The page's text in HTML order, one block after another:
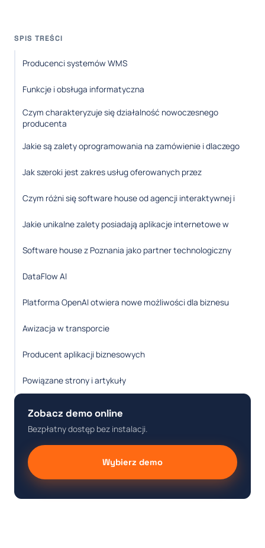
SPIS TREŚCI
Producenci systemów WMS
Funkcje i obsługa informatyczna
Czym charakteryzuje się działalność nowoczesnego
producenta
Jakie są zalety oprogramowania na zamówienie i dlaczego
Jak szeroki jest zakres usług oferowanych przez
Czym różni się software house od agencji interaktywnej i
Jakie unikalne zalety posiadają aplikacje internetowe w
Software house z Poznania jako partner technologiczny
DataFlow AI
Platforma OpenAI otwiera nowe możliwości dla biznesu
Awizacja w transporcie
Producent aplikacji biznesowych
Powiązane strony i artykuły
Zobacz demo online
Bezpłatny dostęp bez instalacji.
Wybierz demo